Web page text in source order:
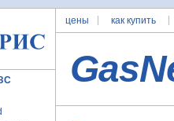
цены как купить